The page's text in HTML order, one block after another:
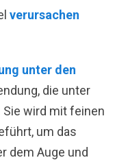
verursachen
unter den
die unter
wird mit feinen
um das
dem Auge und